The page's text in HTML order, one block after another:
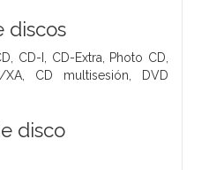
discos
CD-I, CD-Extra, Photo CD,
XA, CD multisesión, DVD
disco